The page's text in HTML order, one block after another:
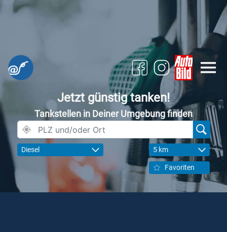
Jetzt günstig tanken!
Tankstellen in Deiner Umgebung finden
Diesel 5 km
Favoriten